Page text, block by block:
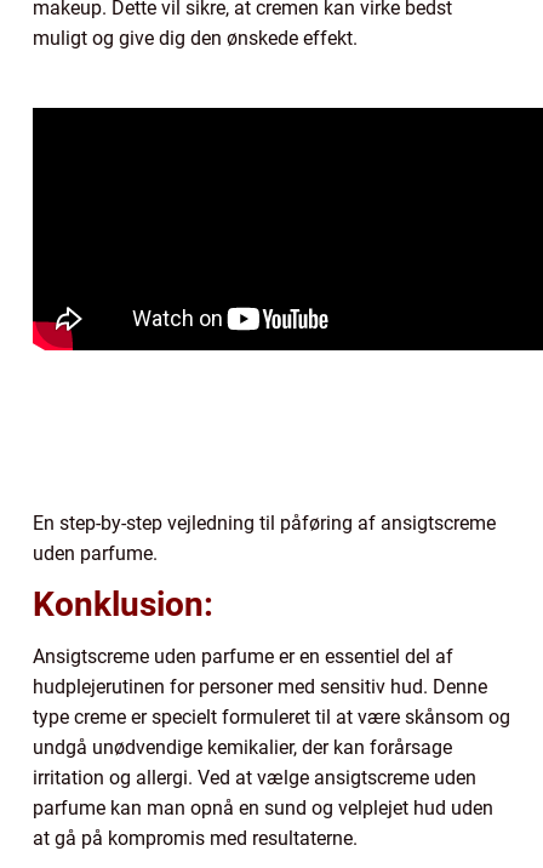
makeup. Dette vil sikre, at cremen kan virke bedst
muligt og give dig den ønskede effekt.
En step-by-step vejledning til påføring af ansigtscreme
uden parfume.
Konklusion:
Ansigtscreme uden parfume er en essentiel del af
hudplejerutinen for personer med sensitiv hud. Denne
type creme er specielt formuleret til at være skånsom og
undgå unødvendige kemikalier, der kan forårsage
irritation og allergi. Ved at vælge ansigtscreme uden
parfume kan man opnå en sund og velplejet hud uden
at gå på kompromis med resultaterne.